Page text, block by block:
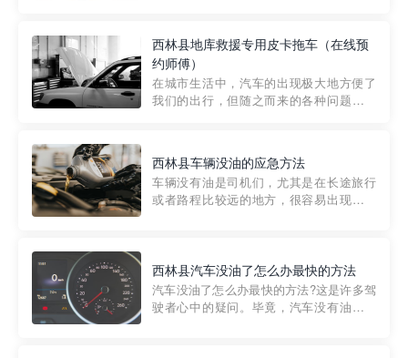
路救援拖车的收费标准是由当地交通管理
部门制定的。起步价通...
西林县地库救援专用皮卡拖车（在线预
约师傅）
在城市生活中，汽车的出现极大地方便了
我们的出行，但随之而来的各种问题也让
紧急情况下，我们需要一种高效可靠的救
援方式。而这时，地库救援专...
西林县车辆没油的应急方法
车辆没有油是司机们，尤其是在长途旅行
或者路程比较远的地方，很容易出现这种
的送油师傅，解决没油的紧急情况。 首
先，让我们来了解一下穿...
西林县汽车没油了怎么办最快的方法
汽车没油了怎么办最快的方法?这是许多驾
驶者心中的疑问。毕竟，汽车没有油就无